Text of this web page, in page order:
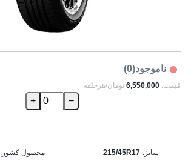
ناموجود(0)
قیمت: 6,550,000 تومان/هرحلقه
−
+
سایز: 215/45R17
محصول کشور: